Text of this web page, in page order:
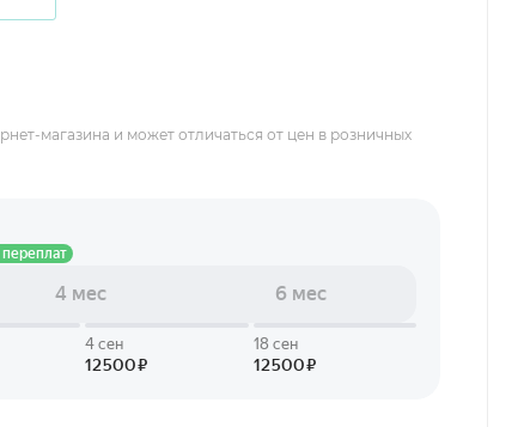
магазина и может отличаться от цен в розничных